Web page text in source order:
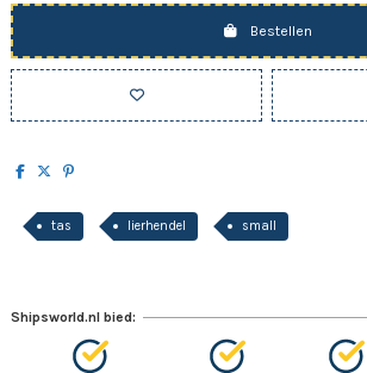
Bestellen
tas lierhendel small
Shipsworld.nl bied: